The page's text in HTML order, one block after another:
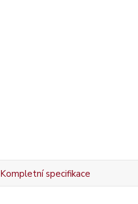
Kompletní specifikace